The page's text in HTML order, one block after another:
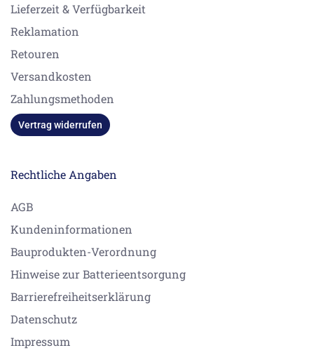
Lieferzeit & Verfügbarkeit
Reklamation
Retouren
Versandkosten
Zahlungsmethoden
Vertrag widerrufen
Rechtliche Angaben
AGB
Kundeninformationen
Bauprodukten-Verordnung
Hinweise zur Batterieentsorgung
Barrierefreiheitserklärung
Datenschutz
Impressum